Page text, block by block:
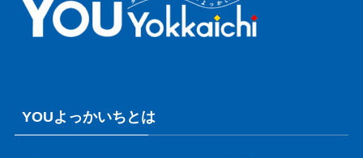
YOUよっかいちとは